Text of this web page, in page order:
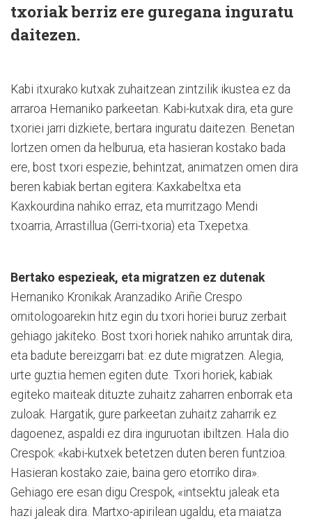
txoriak berriz ere guregana inguratu
daitezen.
Kabi itxurako kutxak zuhai­tzean zintzilik ikustea ez da
arraroa Hernaniko parkeetan. Kabi-kutxak dira, eta gure
txoriei jarri dizkiete, bertara inguratu daitezen. Benetan
lortzen omen da helburua, eta hasieran kostako bada
ere, bost txori espezie, behintzat, animatzen omen dira
beren kabiak bertan egitera: Kax­kabeltxa eta
Kaxkourdina nahiko erraz, eta murritzago Mendi
txoarria, Arrastillua (Gerri-txoria) eta Txepetxa.
Bertako espezieak, eta migratzen ez dutenak
Her­naniko Kronikak Aran­zadiko Ariñe Crespo
ornitologoarekin hitz egin du txori horiei buruz zerbait
gehiago jakiteko. Bost txori horiek nahiko arruntak dira,
eta ba­dute bereizgarri bat: ez dute migra­tzen. Alegia,
urte guztia hemen egiten dute. Txori horiek, kabiak
egiteko maiteak dituzte zuhaitz zaharren enborrak eta
zuloak. Har­gatik, gure parkeetan zuhaitz zaharrik ez
dagoenez, aspaldi ez dira in­guruotan ibiltzen. Hala dio
Crespok: «kabi-kutxek bete­tzen duten beren funtzioa.
Hasieran kostako zaie, baina gero etorriko dira».
Gehiago ere esan digu Crespok, «intsektu jaleak eta
hazi jaleak dira. Mar­txo-apirilean ugaldu, eta maiatza